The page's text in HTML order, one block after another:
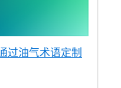
过油气术语定制